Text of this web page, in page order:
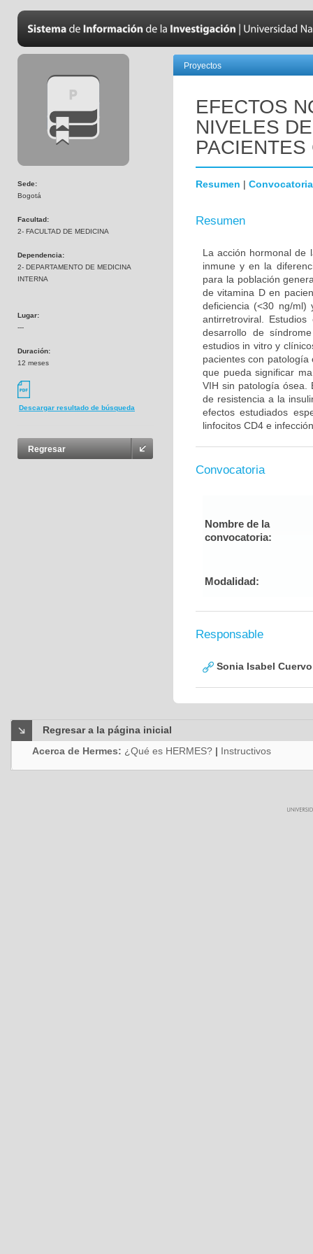
Sede:
Bogotá
Facultad:
2- FACULTAD DE MEDICINA
Dependencia:
2- DEPARTAMENTO DE MEDICINA
INTERNA
Lugar:
---
Duración:
12 meses
Descargar resultado de búsqueda
Regresar
Proyectos
EFECTOS
NIVELES
Resumen | Convocatoria
Resumen
La acción hormonal de
inmune y en la
para la población
de vitamina D en
deficiencia (<30 ng/ml)
antirretroviral.
desarrollo de
estudios in vitro y
pacientes con
que pueda significar
VIH sin patología ósea.
de resistencia a la
efectos estudiados
linfocitos CD4 e
Convocatoria
Nombre de la
convocatoria:
Modalidad:
Responsable
Sonia Isabel
Regresar a la página inicial
Acerca de Hermes: ¿Qué es HERMES? | Instructivos